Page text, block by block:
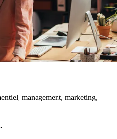
management, marketing,